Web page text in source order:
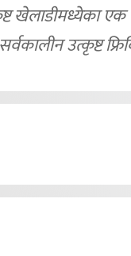
खेलाडीमध्येका एक
उत्कृष्ट